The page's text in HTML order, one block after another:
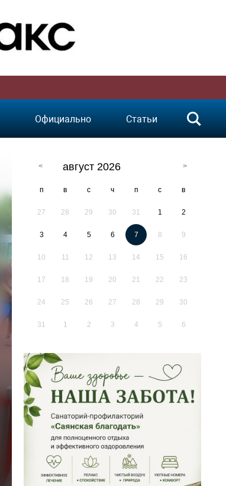
Официально Статьи
август 2026
п в с ч п с в
27 28 29 30 31 1 2
3 4 5 6 7 8 9
10 11 12 13 14 15 16
17 18 19 20 21 22 23
24 25 26 27 28 29 30
31 1 2 3 4 5 6